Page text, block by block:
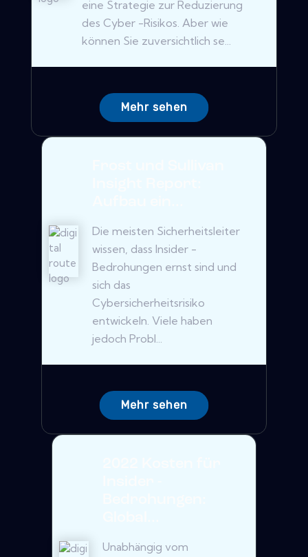
eine Strategie zur Reduzierung
des Cyber ​​-Risikos. Aber wie
können Sie zuversichtlich se...
Mehr sehen
Die meisten Sicherheitsleiter
wissen, dass Insider -
Bedrohungen ernst sind und
sich das
Cybersicherheitsrisiko
entwickeln. Viele haben
jedoch Probl...
Mehr sehen
Unabhängig vom